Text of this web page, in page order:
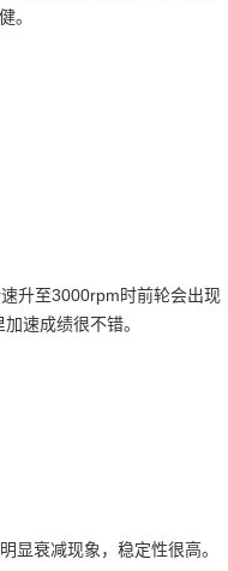
。
升至3000rpm时前轮会出现
速成绩很不错。
显衰减现象，稳定性很高。